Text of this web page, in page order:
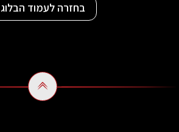
בחזרה לעמוד הבלוג